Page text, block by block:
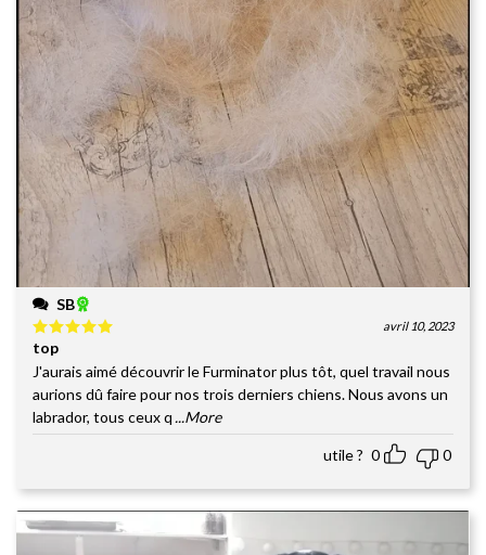
SB
Note
5
avril 10, 2023
top
J'aurais aimé découvrir le Furminator plus tôt, quel travail nous
aurions dû faire pour nos trois derniers chiens. Nous avons un
labrador, tous ceux q ...More
utile ? 0 0